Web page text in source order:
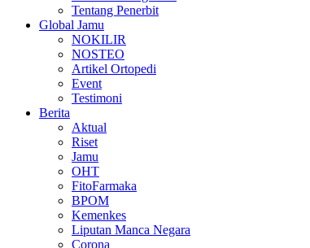
Tentang Penerbit
Global Jamu
NOKILIR
NOSTEO
Artikel Ortopedi
Event
Testimoni
Berita
Aktual
Riset
Jamu
OHT
FitoFarmaka
BPOM
Kemenkes
Liputan Manca Negara
Corona